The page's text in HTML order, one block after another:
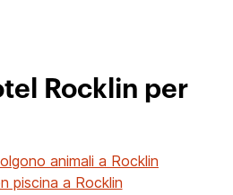
Rocklin per
animali a Rocklin
piscina a Rocklin